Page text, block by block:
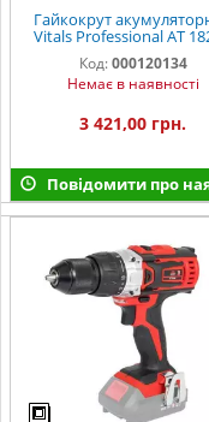
Гайкокрут
Vitals Professional AT
SmartLine
Код: 000120134
Немає в наявності
3 421,00 грн.
Повідомити про